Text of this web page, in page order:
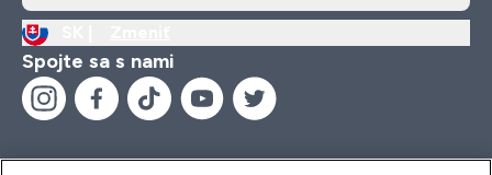
Spojte sa s nami